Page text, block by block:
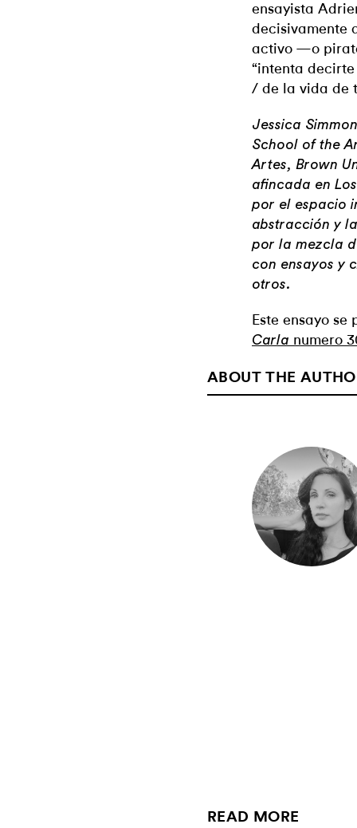
ensayista
decisivamente
activo —o
“intenta
/ de la vida de
Jessica
School of the
Artes, Brown
afincada en
por el espacio
abstracción y
por la mezcla
con ensayos y
otros.
Este ensayo
Carla numero
ABOUT THE
READ MORE